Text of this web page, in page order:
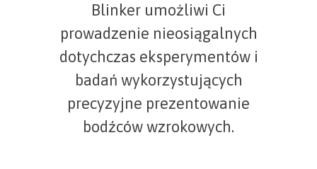
Blinker umożliwi Ci
prowadzenie nieosiągalnych
dotychczas eksperymentów i
badań wykorzystujących
precyzyjne prezentowanie
bodźców wzrokowych.